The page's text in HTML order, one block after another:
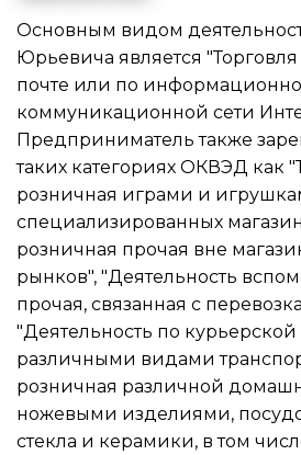
Основным видом
Юрьевича является
почте или по
коммуникационной сети
Предприниматель также
таких категориях ОКВЭД как
розничная играми и
специализированных
розничная прочая вне
рынков", "Деятельность
прочая, связанная с
"Деятельность по курьерской
различными видами
розничная различной
ножевыми изделиями,
стекла и керамики, в том